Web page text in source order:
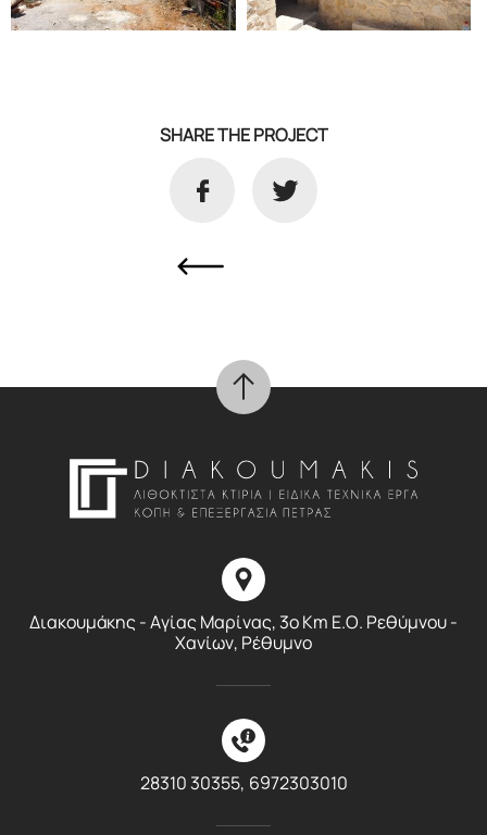
SHARE THE PROJECT
Διακουμάκης - Αγίας Μαρίνας, 3ο Km E.O. Ρεθύμνου -
Χανίων, Ρέθυμνο
28310 30355, 6972303010